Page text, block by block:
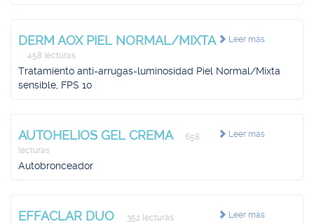
Leer más
DERM AOX PIEL NORMAL/MIXTA
458 lecturas
Tratamiento anti-arrugas-luminosidad Piel Normal/Mixta
sensible, FPS 10
Leer más
AUTOHELIOS GEL CREMA
658
lecturas
Autobronceador
Leer más
EFFACLAR DUO 352 lecturas